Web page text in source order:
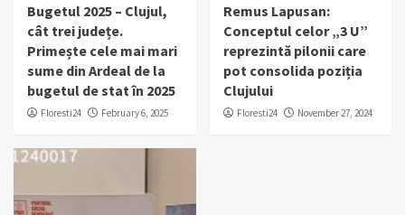
Bugetul 2025 – Clujul,
cât trei județe.
Primește cele mai mari
sume din Ardeal de la
bugetul de stat în 2025
Floresti24 February 6, 2025
Remus Lapusan:
Conceptul celor „3 U”
reprezintă pilonii care
pot consolida poziția
Clujului
Floresti24 November 27, 2024